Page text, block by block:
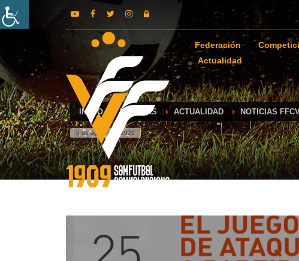
Federación
Actualidad
INICIO NOTICIAS ACTUALIDAD NOTICIAS
6 de agosto de 2026